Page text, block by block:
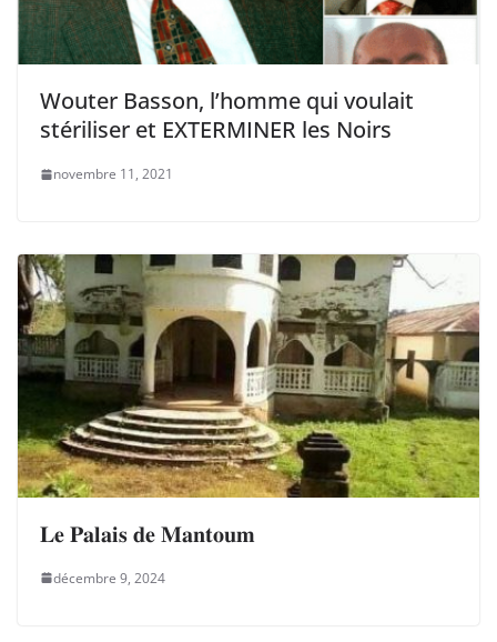
Wouter Basson, l’homme qui voulait
stériliser et EXTERMINER les Noirs
novembre 11, 2021
𝐋𝐞 𝐏𝐚𝐥𝐚𝐢𝐬 𝐝𝐞 𝐌𝐚𝐧𝐭𝐨𝐮𝐦
décembre 9, 2024